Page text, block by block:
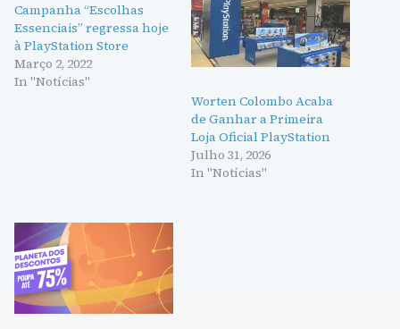
Campanha “Escolhas
Essenciais” regressa hoje
à PlayStation Store
Março 2, 2022
In "Notícias"
Worten Colombo Acaba
de Ganhar a Primeira
Loja Oficial PlayStation
Julho 31, 2026
In "Notícias"